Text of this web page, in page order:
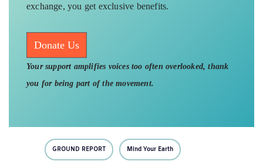
exchange, you get exclusive benefits.
Donate Us
Your support amplifies voices too often overlooked, thank
you for being part of the movement.
GROUND REPORT Mind Your Earth